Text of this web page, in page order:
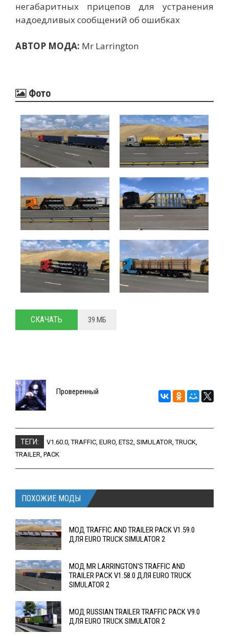
негабаритных прицепов для устранения
надоедливых сообщений об ошибках
АВТОР МОДА: Mr Larrington
Фото
СКАЧАТЬ 39 МБ
Проверенный
ТЕГИ: V1.60.0,TRAFFIC, EURO, ETS2, SIMULATOR,TRUCK,
TRAILER, PACK
ПОХОЖИЕ МОДЫ
МОД TRAFFIC AND TRAILER PACK V1.59.0
ДЛЯ EURO TRUCK SIMULATOR 2
МОД MR LARRINGTON'S TRAFFIC AND
TRAILER PACK V1.58.0 ДЛЯ EURO TRUCK
SIMULATOR 2
МОД RUSSIAN TRAILER TRAFFIC PACK V9.0
ДЛЯ EURO TRUCK SIMULATOR 2